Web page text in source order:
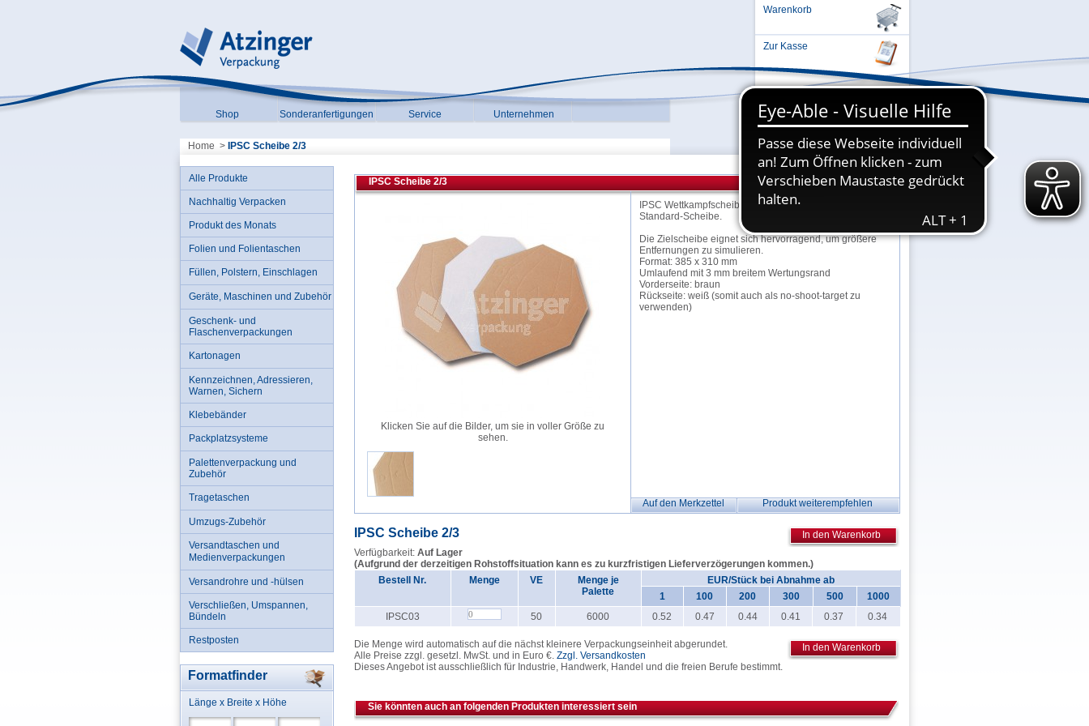
Warenkorb
Zur Kasse
Einloggen oder Registrieren ...
Shop Sonderanfertigungen Service Unternehmen
Home > IPSC Scheibe 2/3
IPSC Scheibe 2/3
IPSC Wettkampfscheibe, eine verkleinerte Ausgabe der
Standard-Scheibe.
Die Zielscheibe eignet sich hervorragend, um größere
Entfernungen zu simulieren.
Format: 385 x 310 mm
Umlaufend mit 3 mm breitem Wertungsrand
Vorderseite: braun
Rückseite: weiß (somit auch als no-shoot-target zu
verwenden)
Auf den Merkzettel Produkt weiterempfehlen
Klicken Sie auf die Bilder, um sie in voller Größe zu
sehen.
IPSC Scheibe 2/3
In den Warenkorb
Verfügbarkeit: Auf Lager
(Aufgrund der derzeitigen Rohstoffsituation kann es zu kurzfristigen Lieferverzögerungen kommen.)
Bestell Nr.
Menge VE
Menge je
Palette
EUR/Stück bei Abnahme ab
1
100 200 300 500
1000
IPSC03
50 6000 0.52 0.47 0.44 0.41 0.37 0.34
Die Menge wird automatisch auf die nächst kleinere Verpackungseinheit abgerundet.
Alle Preise zzgl. gesetzl. MwSt. und in Euro €. Zzgl. Versandkosten
Dieses Angebot ist ausschließlich für Industrie, Handwerk, Handel und die freien Berufe bestimmt.
In den Warenkorb
Sie könnten auch an folgenden Produkten interessiert sein
Alle Produkte
Nachhaltig Verpacken
Produkt des Monats
Folien und Folientaschen
Füllen, Polstern, Einschlagen
Geräte, Maschinen und Zubehör
Geschenk- und
Flaschenverpackungen
Kartonagen
Kennzeichnen, Adressieren,
Warnen, Sichern
Klebebänder
Packplatzsysteme
Palettenverpackung und
Zubehör
Tragetaschen
Umzugs-Zubehör
Versandtaschen und
Medienverpackungen
Versandrohre und -hülsen
Verschließen, Umspannen,
Bündeln
Restposten
Formatfinder
Länge x Breite x Höhe